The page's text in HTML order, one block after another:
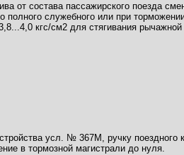
от состава пассажирского поезда
полного служебного или при
кгс/см2 для стягивания
усл. № 367М, ручку поездного
в тормозной магистрали до нуля.